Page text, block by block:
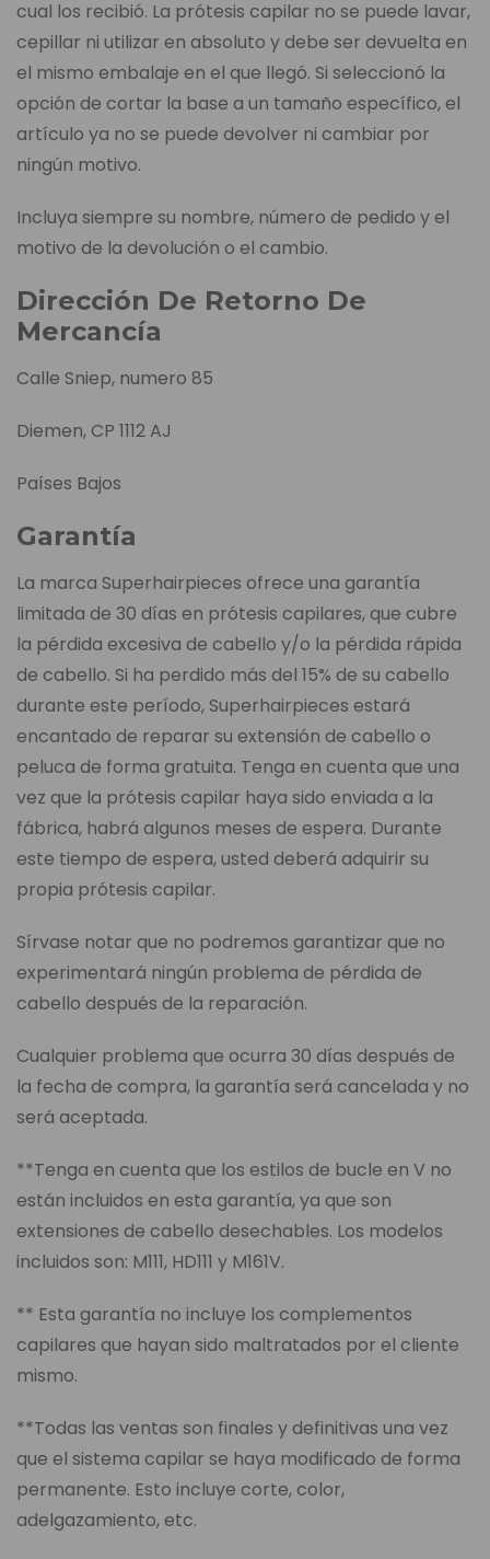
cual los recibió. La prótesis capilar no se puede lavar,
cepillar ni utilizar en absoluto y debe ser devuelta en
el mismo embalaje en el que llegó. Si seleccionó la
opción de cortar la base a un tamaño específico, el
artículo ya no se puede devolver ni cambiar por
ningún motivo.
Incluya siempre su nombre, número de pedido y el
motivo de la devolución o el cambio.
Dirección De Retorno De
Mercancía
Calle Sniep, numero 85
Diemen, CP 1112 AJ
Países Bajos
Garantía
La marca Superhairpieces ofrece una garantía
limitada de 30 días en prótesis capilares, que cubre
la pérdida excesiva de cabello y/o la pérdida rápida
de cabello. Si ha perdido más del 15% de su cabello
durante este período, Superhairpieces estará
encantado de reparar su extensión de cabello o
peluca de forma gratuita. Tenga en cuenta que una
vez que la prótesis capilar haya sido enviada a la
fábrica, habrá algunos meses de espera. Durante
este tiempo de espera, usted deberá adquirir su
propia prótesis capilar.
Sírvase notar que no podremos garantizar que no
experimentará ningún problema de pérdida de
cabello después de la reparación.
Cualquier problema que ocurra 30 días después de
la fecha de compra, la garantía será cancelada y no
será aceptada.
**Tenga en cuenta que los estilos de bucle en V no
están incluidos en esta garantía, ya que son
extensiones de cabello desechables. Los modelos
incluidos son: M111, HD111 y M161V.
** Esta garantía no incluye los complementos
capilares que hayan sido maltratados por el cliente
mismo.
**Todas las ventas son finales y definitivas una vez
que el sistema capilar se haya modificado de forma
permanente. Esto incluye corte, color,
adelgazamiento, etc.